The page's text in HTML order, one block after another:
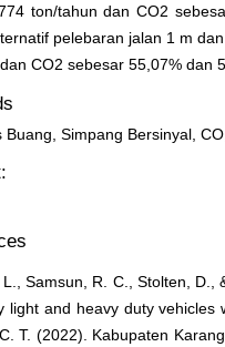
ton/tahun dan CO2
pelebaran jalan 1 m
CO2 sebesar 55,07% dan
Buang, Simpang Bersinyal,
L., Samsun, R. C., Stolten,
light and heavy duty vehicles
T. (2022). Kabupaten